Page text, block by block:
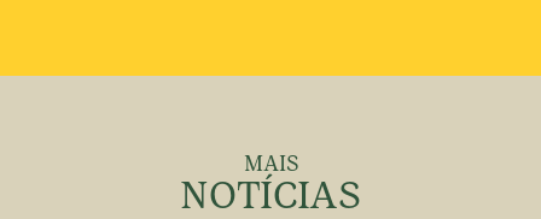
MAIS
NOTÍCIAS